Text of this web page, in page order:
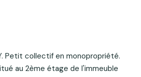
Petit collectif en monopropriété.
au 2ème étage de l'immeuble